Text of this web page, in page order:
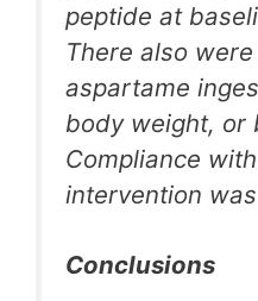
peptide at
There also
aspartame
body weight, or
Compliance
intervention
Conclusions